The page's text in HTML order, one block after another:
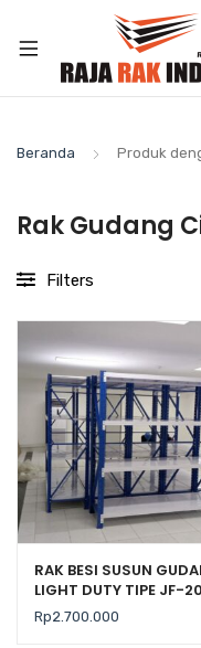
Beranda Produk
Rak Gudang
Filters
RAK BESI SUSUN
LIGHT DUTY TIPE JF-
KEKUATAN 200 KG /
Rp2.700.000